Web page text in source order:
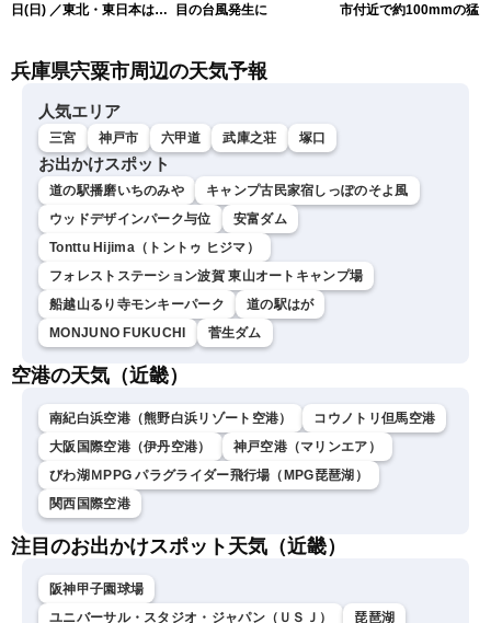
日(日) ／東北・東日本は急
衣／芳野達郎〉
目の台風発生に
市付近で約100mmの猛烈
兵庫県宍粟市周辺の天気予報
人気エリア
三宮 神戸市 六甲道 武庫之荘 塚口
お出かけスポット
道の駅播磨いちのみや
キャンプ古民家宿しっぽのそよ風
ウッドデザインパーク与位
安富ダム
Tonttu Hijima（トントゥ ヒジマ）
フォレストステーション波賀 東山オートキャンプ場
船越山るり寺モンキーパーク
道の駅はが
MONJUNO FUKUCHI
菅生ダム
空港の天気（近畿）
南紀白浜空港（熊野白浜リゾート空港）
コウノトリ但馬空港
大阪国際空港（伊丹空港）
神戸空港（マリンエア）
びわ湖ＭPPG パラグライダー飛行場（MPG琵琶湖）
関西国際空港
注目のお出かけスポット天気（近畿）
阪神甲子園球場
ユニバーサル・スタジオ・ジャパン（ＵＳＪ）
琵琶湖